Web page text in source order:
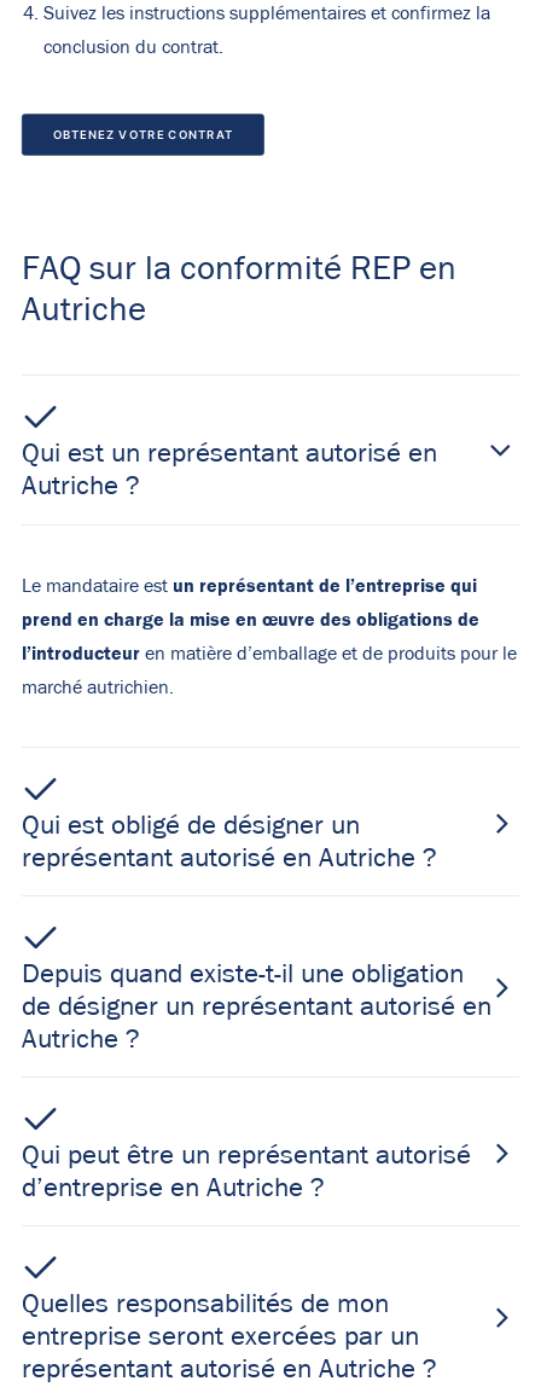
Suivez les instructions supplémentaires et confirmez la
conclusion du contrat.
OBTENEZ VOTRE CONTRAT
FAQ sur la conformité REP en
Autriche
Qui est un représentant autorisé en
Autriche ?
Le mandataire est un représentant de l’entreprise qui
prend en charge la mise en œuvre des obligations de
l’introducteur en matière d’emballage et de produits pour le
marché autrichien.
Qui est obligé de désigner un
représentant autorisé en Autriche ?
Depuis quand existe-t-il une obligation
de désigner un représentant autorisé en
Autriche ?
Qui peut être un représentant autorisé
d’entreprise en Autriche ?
Quelles responsabilités de mon
entreprise seront exercées par un
représentant autorisé en Autriche ?